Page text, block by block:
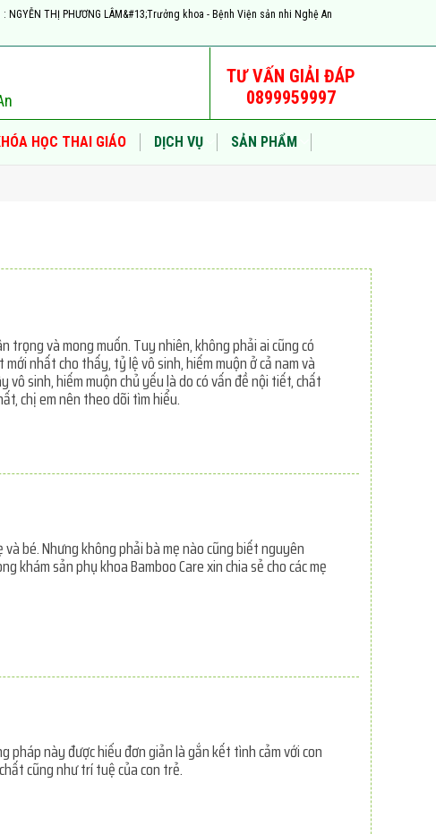
THỊ PHƯƠNG LÂM&#13;Trưởng khoa - Bệnh Viện sản nhi Nghệ An
TƯ VẤN GIẢI ĐÁP
0899959997
HỌC THAI GIÁO DỊCH VỤ SẢN PHẨM
trọng và mong muốn. Tuy nhiên, không phải ai cũng có
nhất cho thấy, tỷ lệ vô sinh, hiếm muộn ở cả nam và
sinh, hiếm muộn chủ yếu là do có vấn đề nội tiết, chất
chị em nên theo dõi tìm hiểu.
bé. Nhưng không phải bà mẹ nào cũng biết nguyên
khám sản phụ khoa Bamboo Care xin chia sẻ cho các mẹ
pháp này được hiểu đơn giản là gắn kết tình cảm với con
cũng như trí tuệ của con trẻ.